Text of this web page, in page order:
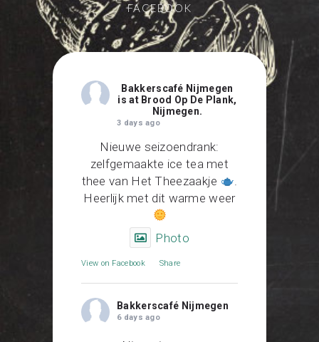
FACEBOOK
—
Bakkerscafé Nijmegen
is at Brood Op De Plank,
Nijmegen.
3 days ago
Nieuwe seizoendrank:
zelfgemaakte ice tea met
thee van Het Theezaakje
.
Heerlijk met dit warme weer
Photo
View on Facebook Share
Bakkerscafé Nijmegen
6 days ago